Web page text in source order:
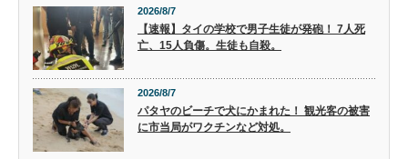
2026/8/7
【速報】タイの学校で男子生徒が発砲！ 7人死
亡、15人負傷。生徒も自殺。
2026/8/7
パタヤのビーチで犬にかまれた！ 観光客の被害
に市当局がワクチンなど対処。